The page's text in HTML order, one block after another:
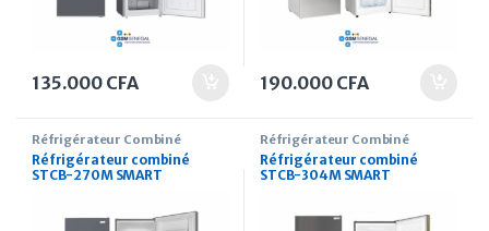
135.000 CFA 190.000 CFA
Réfrigérateur Combiné
Réfrigérateur combiné
STCB-270M SMART
Réfrigérateur Combiné
Réfrigérateur combiné
STCB-304M SMART